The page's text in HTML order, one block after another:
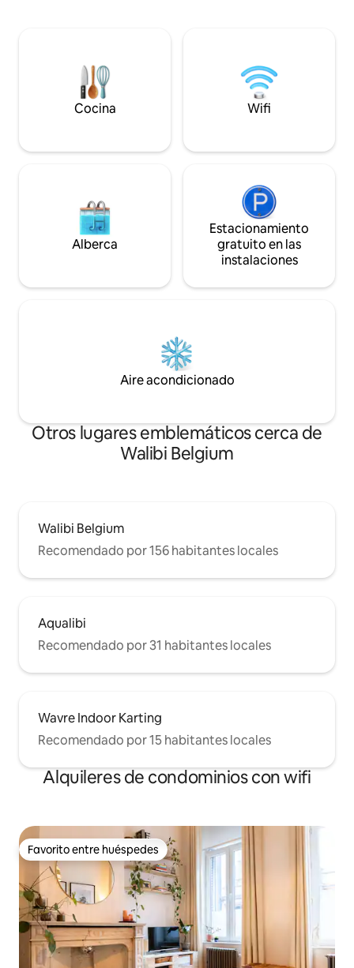
ducha. Los huéspedes pueden relajarse
en su terraza privada y disfrutar de
vistas únicas e impresionantes de los
exterior muy fácil
Cocina Wifi
Alberca
Estacionamiento
gratuito en las
instalaciones
Aire acondicionado
Otros lugares emblemáticos cerca de
Walibi Belgium
Walibi Belgium
Recomendado por 156 habitantes locales
Aqualibi
Recomendado por 31 habitantes locales
Wavre Indoor Karting
Recomendado por 15 habitantes locales
Alquileres de condominios con wifi
Favorito entre huéspedes
Favorito entre huéspedes